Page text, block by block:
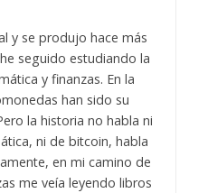
y se produjo hace más
seguido estudiando la
y finanzas. En la
han sido su
la historia no habla ni
ni de bitcoin, habla
en mi camino de
me veía leyendo libros